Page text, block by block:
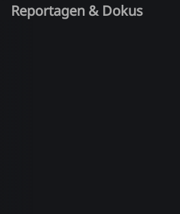
Reportagen & Dokus